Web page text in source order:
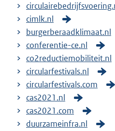
cimlk.nl
burgerberaadklimaat.nl
conferentie-ce.nl
co2reductiemobiliteit.nl
circularfestivals.nl
circularfestivals.com
cas2021.nl
cas2021.com
duurzameinfra.nl